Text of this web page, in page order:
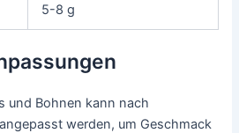
5-8 g
und Bohnen kann nach
werden, um Geschmack